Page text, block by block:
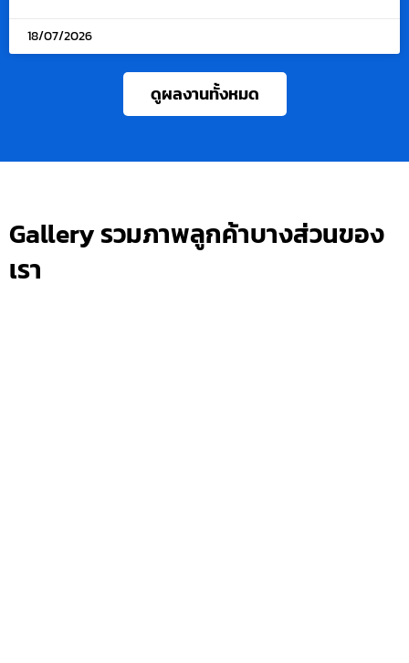
18/07/2026
ดูผลงานทั้งหมด
Gallery รวมภาพลูกค้าบางส่วนของ
เรา